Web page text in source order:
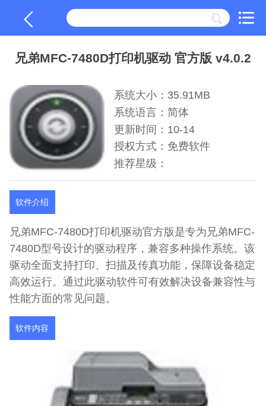
兄弟MFC-7480D打印机驱动 官方版 v4.0.2
系统大小：35.91MB
系统语言：简体
更新时间：10-14
授权方式：免费软件
推荐星级：
软件介绍
兄弟MFC-7480D打印机驱动官方版是专为兄弟MFC-
7480D型号设计的驱动程序，兼容多种操作系统。该
驱动全面支持打印、扫描及传真功能，保障设备稳定
高效运行。通过此驱动软件可有效解决设备兼容性与
性能方面的常见问题。
软件内容